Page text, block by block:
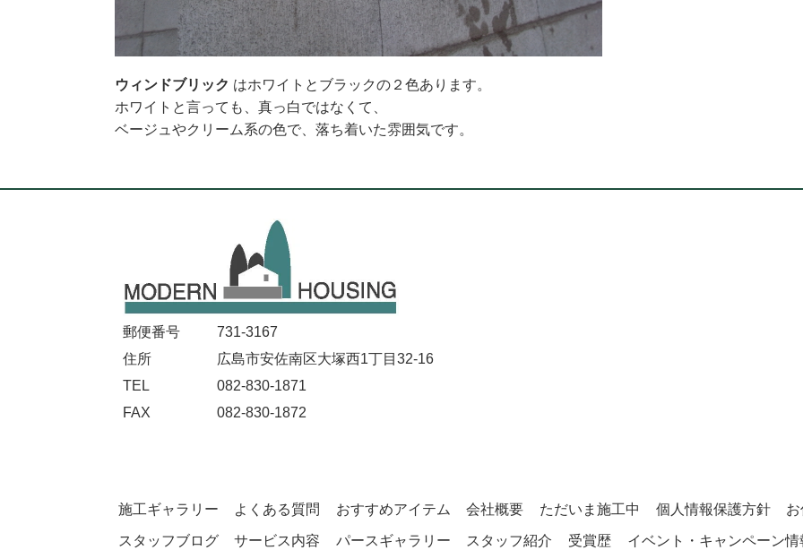
ウィンドブリック はホワイトとブラックの２色あります。
ホワイトと言っても、真っ白ではなくて、
ベージュやクリーム系の色で、落ち着いた雰囲気です。
郵便番号
731-3167
住所
広島市安佐南区大塚西1丁目32-16
TEL
082-830-1871
FAX
082-830-1872
施工ギャラリー おすすめアイテム ただいま施工中
サービス内容 スタッフ紹介 イベント・キャンペーン情
よくある質問 会社概要 個人情報保護方針
スタッフブログ パースギャラリー 受賞歴